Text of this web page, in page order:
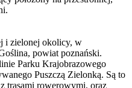
i zielonej okolicy, w
powiat poznański.
Parku Krajobrazowego
Puszczą Zielonką. Są to
trasami rowerowymi, oraz